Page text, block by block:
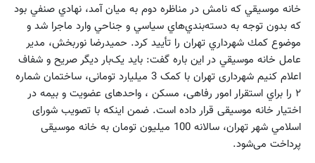
خانه موسيقي كه نامش در مناظره دوم به ميان آمد، نهادي صنفي بود
كه بدون توجه به دسته‌بندي‌هاي سياسي و جناحي وارد ماجرا شد و
موضوع كمك شهرداري تهران را تأييد كرد. حميدرضا نوربخش، مدير
عامل خانه موسيقي در اين باره گفت: باید یک‌بار دیگر صريح و شفاف
اعلام کنیم شهرداری تهران با کمک 3 میلیارد تومانی، ساختمان شماره
۲ را براي استقرار امور رفاهی، مسکن ، واحدهای عضویت و بیمه در
اختیار خانه موسیقی قرار داده است. ضمن اينكه با تصویب شورای
اسلامي شهر تهران، سالانه 100 میلیون تومان به خانه موسیقی
پرداخت می‌شود.